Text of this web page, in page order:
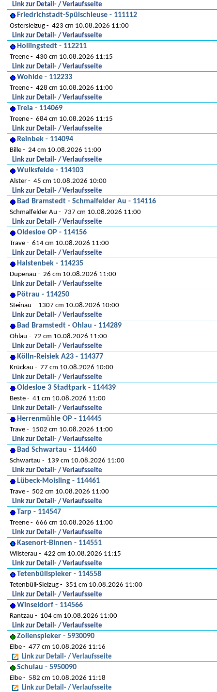
Link zur Detail- / Verlaufsseite
Friedrichstadt-Spülschleuse - 111112
Ostersielzug
423 cm 10.08.2026 11:00
Link zur Detail- / Verlaufsseite
Hollingstedt - 112211
Treene
430 cm 10.08.2026 11:15
Link zur Detail- / Verlaufsseite
Wohlde - 112233
Treene
428 cm 10.08.2026 11:00
Link zur Detail- / Verlaufsseite
Treia - 114069
Treene
684 cm 10.08.2026 11:15
Link zur Detail- / Verlaufsseite
Reinbek - 114094
Bille
24 cm 10.08.2026 11:00
Link zur Detail- / Verlaufsseite
Wulksfelde - 114103
Alster
45 cm 10.08.2026 10:00
Link zur Detail- / Verlaufsseite
Bad Bramstedt - Schmalfelder Au - 114116
Schmalfelder Au
737 cm 10.08.2026 11:00
Link zur Detail- / Verlaufsseite
Oldesloe OP - 114156
Trave
614 cm 10.08.2026 11:00
Link zur Detail- / Verlaufsseite
Halstenbek - 114235
Düpenau
26 cm 10.08.2026 11:00
Link zur Detail- / Verlaufsseite
Pötrau - 114250
Steinau
1307 cm 10.08.2026 10:00
Link zur Detail- / Verlaufsseite
Bad Bramstedt - Ohlau - 114289
Ohlau
72 cm 10.08.2026 11:00
Link zur Detail- / Verlaufsseite
Kölln-Reisiek A23 - 114377
Krückau
77 cm 10.08.2026 10:00
Link zur Detail- / Verlaufsseite
Oldesloe 3 Stadtpark - 114439
Beste
41 cm 10.08.2026 11:00
Link zur Detail- / Verlaufsseite
Herrenmühle OP - 114445
Trave
1502 cm 10.08.2026 11:00
Link zur Detail- / Verlaufsseite
Bad Schwartau - 114460
Schwartau
139 cm 10.08.2026 11:00
Link zur Detail- / Verlaufsseite
Lübeck-Moisling - 114461
Trave
502 cm 10.08.2026 11:00
Link zur Detail- / Verlaufsseite
Tarp - 114547
Treene
666 cm 10.08.2026 11:00
Link zur Detail- / Verlaufsseite
Kasenort-Binnen - 114551
Wilsterau
422 cm 10.08.2026 11:15
Link zur Detail- / Verlaufsseite
Tetenbüllspieker - 114558
Tetenbüll-Sielzug
351 cm 10.08.2026 11:00
Link zur Detail- / Verlaufsseite
Winseldorf - 114566
Rantzau
104 cm 10.08.2026 11:00
Link zur Detail- / Verlaufsseite
Zollenspieker - 5930090
Elbe
477 cm 10.08.2026 11:16
Link zur Detail- / Verlaufsseite
Schulau - 5950090
Elbe
582 cm 10.08.2026 11:18
Link zur Detail- / Verlaufsseite